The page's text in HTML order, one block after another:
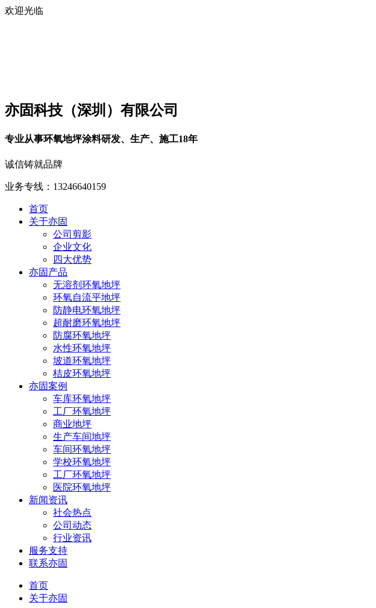
欢迎光临
亦固科技（深圳）有限公司
专业从事环氧地坪涂料研发、生产、施工18年
诚信铸就品牌
业务专线：13246640159
首页
关于亦固
公司剪影
企业文化
四大优势
亦固产品
无溶剂环氧地坪
环氧自流平地坪
防静电环氧地坪
超耐磨环氧地坪
防腐环氧地坪
水性环氧地坪
坡道环氧地坪
桔皮环氧地坪
亦固案例
车库环氧地坪
工厂环氧地坪
商业地坪
生产车间地坪
车间环氧地坪
学校环氧地坪
工厂环氧地坪
医院环氧地坪
新闻资讯
社会热点
公司动态
行业资讯
服务支持
联系亦固
首页
关于亦固